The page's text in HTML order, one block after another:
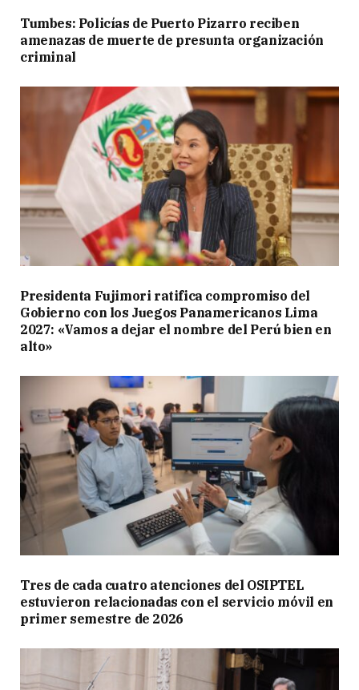
Tumbes: Policías de Puerto Pizarro reciben
amenazas de muerte de presunta organización
criminal
Presidenta Fujimori ratifica compromiso del
Gobierno con los Juegos Panamericanos Lima
2027: «Vamos a dejar el nombre del Perú bien en
alto»
Tres de cada cuatro atenciones del OSIPTEL
estuvieron relacionadas con el servicio móvil en
primer semestre de 2026